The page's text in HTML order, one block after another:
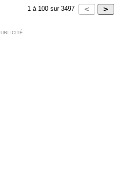
1 à 100 sur 3497